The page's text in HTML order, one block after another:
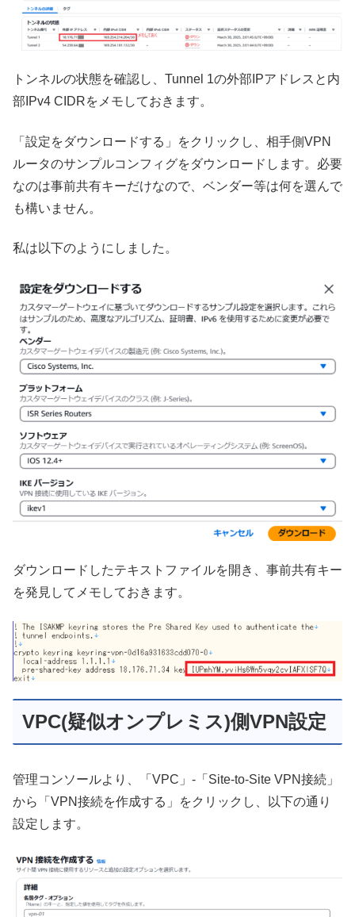
トンネルの状態を確認し、Tunnel 1の外部IPアドレスと内
部IPv4 CIDRをメモしておきます。
「設定をダウンロードする」をクリックし、相手側VPN
ルータのサンプルコンフィグをダウンロードします。必要
なのは事前共有キーだけなので、ベンダー等は何を選んで
も構いません。
私は以下のようにしました。
ダウンロードしたテキストファイルを開き、事前共有キー
を発見してメモしておきます。
VPC(疑似オンプレミス)側VPN設定
管理コンソールより、「VPC」-「Site-to-Site VPN接続」
から「VPN接続を作成する」をクリックし、以下の通り
設定します。